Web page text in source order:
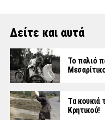
Δείτε και αυτά
Το παλιό
Τα κουκιά
Κρητικού!